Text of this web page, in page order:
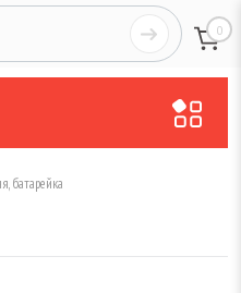
0
батарейка